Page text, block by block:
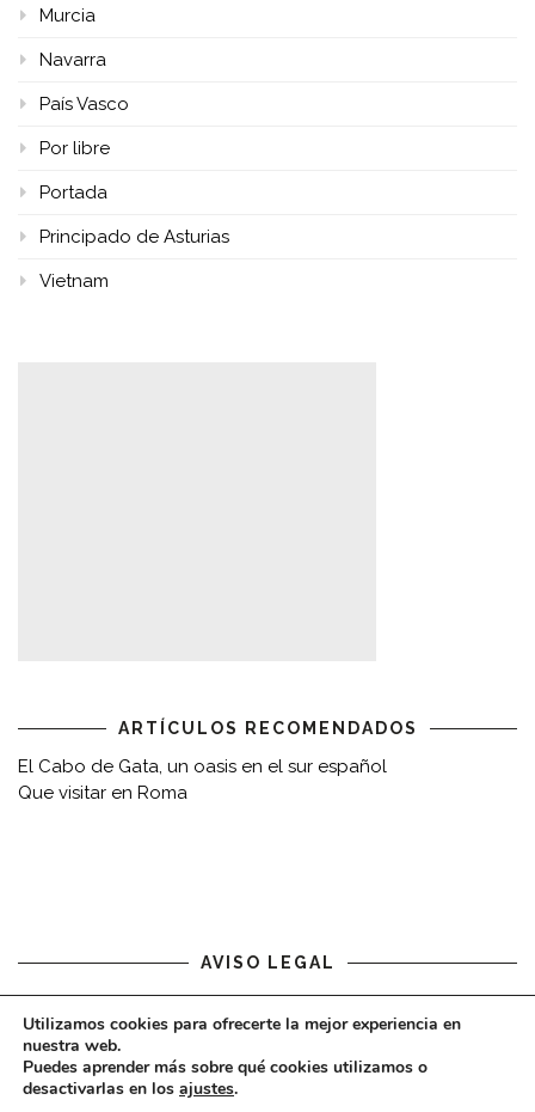
Murcia
Navarra
País Vasco
Por libre
Portada
Principado de Asturias
Vietnam
ARTÍCULOS RECOMENDADOS
El Cabo de Gata, un oasis en el sur español
Que visitar en Roma
AVISO LEGAL
Aviso legal
Utilizamos cookies para ofrecerte la mejor experiencia en
nuestra web.
Puedes aprender más sobre qué cookies utilizamos o
desactivarlas en los ajustes.